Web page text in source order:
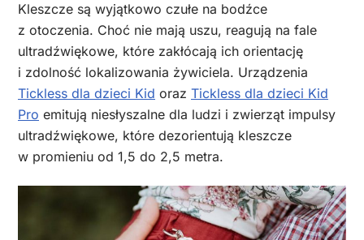
Kleszcze są wyjątkowo czułe na bodźce
z otoczenia. Choć nie mają uszu, reagują na fale
ultradźwiękowe, które zakłócają ich orientację
i zdolność lokalizowania żywiciela. Urządzenia
Tickless dla dzieci Kid oraz Tickless dla dzieci Kid
Pro emitują niesłyszalne dla ludzi i zwierząt impulsy
ultradźwiękowe, które dezorientują kleszcze
w promieniu od 1,5 do 2,5 metra.